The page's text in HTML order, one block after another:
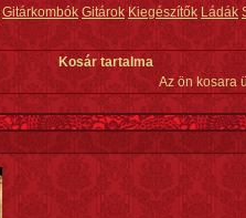
Gitárkombók Gitárok Kiegészítők Ládák
Kosár tartalma
Az ön kosara